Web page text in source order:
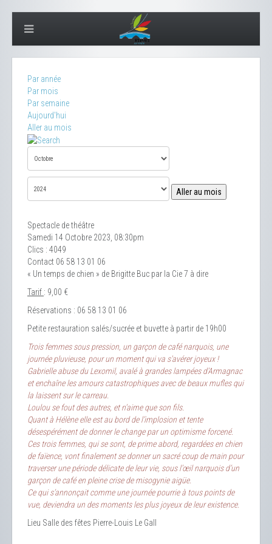
Par année
Par mois
Par semaine
Aujourd'hui
Aller au mois
Aller au mois
Spectacle de théâtre
Samedi 14 Octobre 2023, 08:30pm
Clics : 4049
Contact 06 58 13 01 06
« Un temps de chien » de Brigitte Buc par la Cie 7 à dire
Tarif : 9,00 €
Réservations : 06 58 13 01 06
Petite restauration salés/sucrée et buvette à partir de 19h00
Trois femmes sous pression, un garçon de café narquois, une
journée pluvieuse, pour un moment qui va s'avérer joyeux !
Gabrielle abuse du Lexomil, avalé à grandes lampées d’Armagnac
et enchaîne les amours catastrophiques avec de beaux mufles qui
la laissent sur le carreau.
Loulou se fout des autres, et n’aime que son fils.
Quant à Hélène elle est au bord de l’implosion et tente
désespérément de donner le change par un optimisme forcené.
Ces trois femmes, qui se sont, de prime abord, regardées en chien
de faïence, vont finalement se donner un sacré coup de main pour
traverser une période délicate de leur vie, sous l’œil narquois d’un
garçon de café en pleine crise de misogynie aigüe.
Ce qui s’annonçait comme une journée pourrie à tous points de
vue, deviendra un des moments les plus joyeux de leur existence.
Lieu Salle des fêtes Pierre-Louis Le Gall